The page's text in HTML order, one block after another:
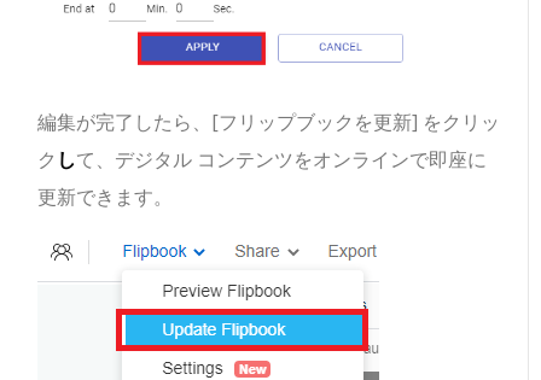
編集が完了したら、[フリップブックを更新] をクリッ
ク して、デジタル コンテンツをオンラインで即座に
更新できます。